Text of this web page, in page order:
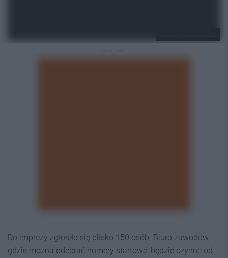
Do imprezy zgłosiło się blisko 150 osób. Biuro zawodów,
gdzie można odebrać numery startowe, będzie czynne od